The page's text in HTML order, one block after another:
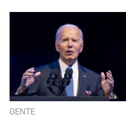
GENTE